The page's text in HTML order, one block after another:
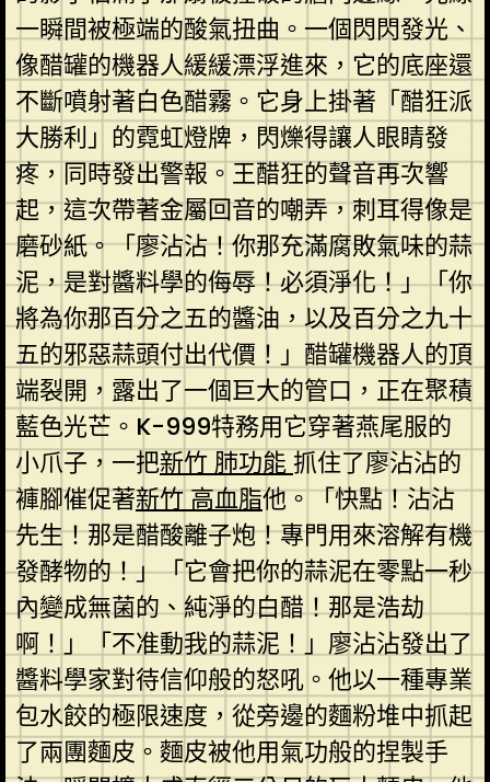
一瞬間被極端的酸氣扭曲。一個閃閃發光、
像醋罐的機器人緩緩漂浮進來，它的底座還
不斷噴射著白色醋霧。它身上掛著「醋狂派
大勝利」的霓虹燈牌，閃爍得讓人眼睛發
疼，同時發出警報。王醋狂的聲音再次響
起，這次帶著金屬回音的嘲弄，刺耳得像是
磨砂紙。「廖沾沾！你那充滿腐敗氣味的蒜
泥，是對醬料學的侮辱！必須淨化！」「你
將為你那百分之五的醬油，以及百分之九十
五的邪惡蒜頭付出代價！」醋罐機器人的頂
端裂開，露出了一個巨大的管口，正在聚積
藍色光芒。K-999特務用它穿著燕尾服的
小爪子，一把新竹 肺功能 抓住了廖沾沾的
褲腳催促著新竹 高血脂他。「快點！沾沾
先生！那是醋酸離子炮！專門用來溶解有機
發酵物的！」「它會把你的蒜泥在零點一秒
內變成無菌的、純淨的白醋！那是浩劫
啊！」「不准動我的蒜泥！」廖沾沾發出了
醬料學家對待信仰般的怒吼。他以一種專業
包水餃的極限速度，從旁邊的麵粉堆中抓起
了兩團麵皮。麵皮被他用氣功般的捏製手